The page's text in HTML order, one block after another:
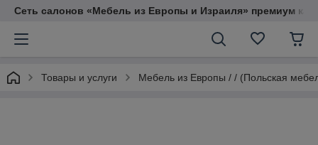
Сеть салонов «Мебель из Европы и Израиля» премиум
Товары и услуги Мебель из Европы / / (Польская